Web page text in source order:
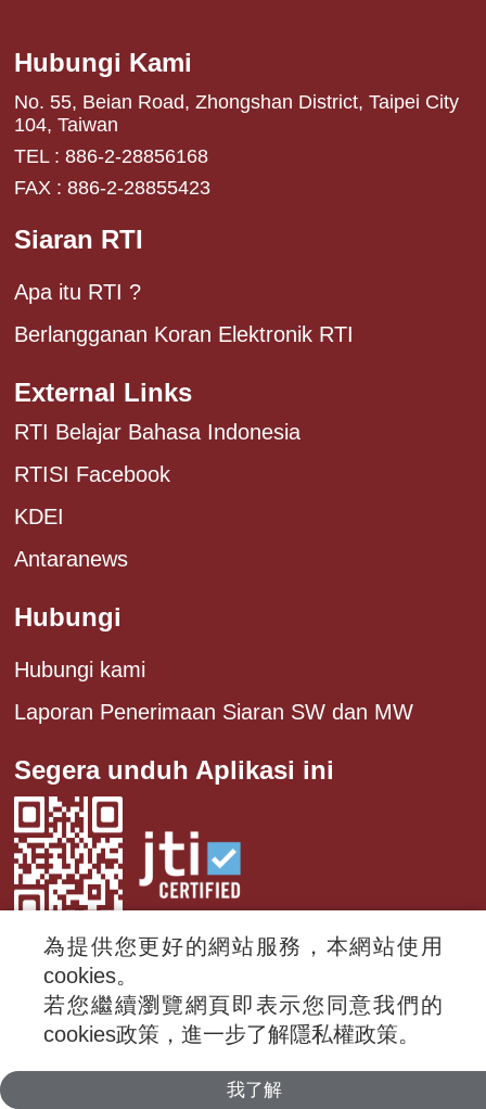
Hubungi Kami
No. 55, Beian Road, Zhongshan District, Taipei City
104, Taiwan
TEL : 886-2-28856168
FAX : 886-2-28855423
Siaran RTI
Apa itu RTI ?
Berlangganan Koran Elektronik RTI
External Links
RTI Belajar Bahasa Indonesia
RTISI Facebook
KDEI
Antaranews
Hubungi
Hubungi kami
Laporan Penerimaan Siaran SW dan MW
Segera unduh Aplikasi ini
© 2024 RTI (Radio Taiwan International).
All rights reserved.
為提供您更好的網站服務，本網站使用
cookies。
若您繼續瀏覽網頁即表示您同意我們的
cookies政策，進一步了解隱私權政策。
我了解